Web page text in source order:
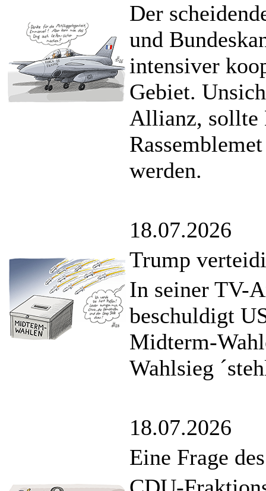
Der
und
intensiver
Gebiet.
Allianz, sollte
werden.
18.07.2026
Trump
In seiner TV-
beschuldigt
Midterm-
Wahlsieg
18.07.2026
Eine Frage